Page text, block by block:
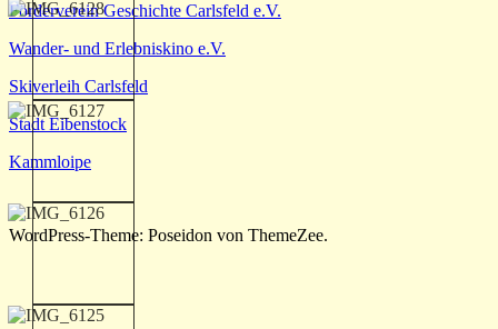
Förderverein Geschichte Carlsfeld e.V.
Wander- und Erlebniskino e.V.
Skiverleih Carlsfeld
Stadt Eibenstock
Kammloipe
WordPress-Theme: Poseidon von ThemeZee.